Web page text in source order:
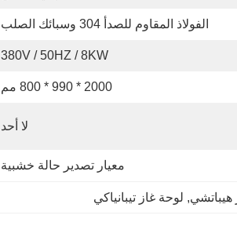
الفولاذ المقاوم للصدأ 304 وسبائك الصلب
380V / 50HZ / 8KW
2000 * 990 * 800 مم
لا أحد
معيار تصدير حالة خشبية
هيباتشي, لوحة غاز تيبانياكي